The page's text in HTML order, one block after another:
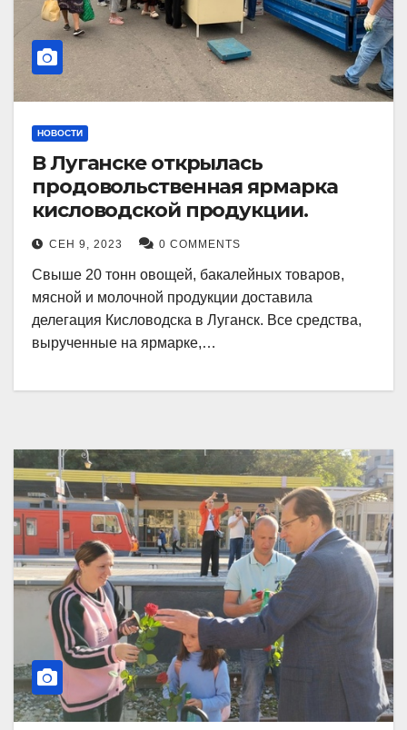
НОВОСТИ
В Луганске открылась
продовольственная ярмарка
кисловодской продукции.
СЕН 9, 2023 0 COMMENTS
Свыше 20 тонн овощей, бакалейных товаров,
мясной и молочной продукции доставила
делегация Кисловодска в Луганск. Все средства,
вырученные на ярмарке,…